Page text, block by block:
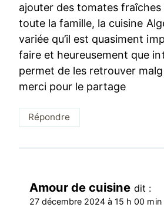
ajouter des tomates
toute la famille, la cuisine
variée qu’il est quasiment
faire et heureusement que
permet de les retrouver
merci pour le partage
Répondre
Amour de cuisine dit :
27 décembre 2024 à 15 h 00 min